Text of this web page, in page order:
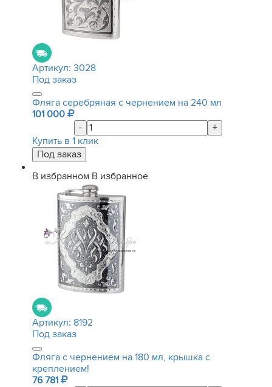
Артикул: 3028
Под заказ
Фляга серебряная с чернением на 240 мл
101 000
-
+
Купить в 1 клик
В избранном В избранное
Артикул: 8192
Под заказ
Фляга с чернением на 180 мл, крышка с
креплением!
76 781